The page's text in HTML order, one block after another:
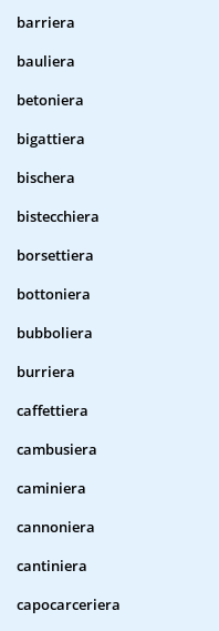
barriera
bauliera
betoniera
bigattiera
bischera
bistecchiera
borsettiera
bottoniera
bubboliera
burriera
caffettiera
cambusiera
caminiera
cannoniera
cantiniera
capocarceriera